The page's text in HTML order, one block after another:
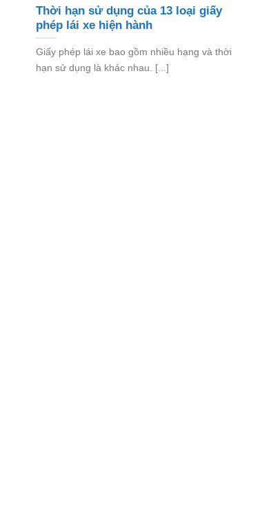
Thời hạn sử dụng của 13 loại giấy
phép lái xe hiện hành
Giấy phép lái xe bao gồm nhiều hạng và thời
hạn sử dụng là khác nhau. [...]